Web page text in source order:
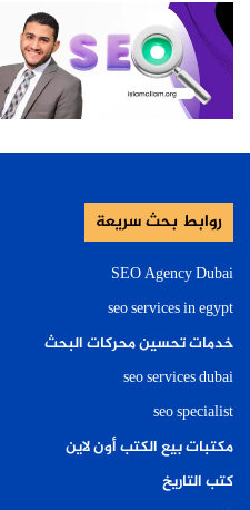
روابط بحث سريعة
SEO Agency Dubai
seo services in egypt
خدمات تحسين محركات البحث
seo services dubai
seo specialist
مكتبات بيع الكتب أون لاين
كتب التاريخ